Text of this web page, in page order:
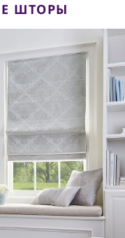
ШТОРЫ